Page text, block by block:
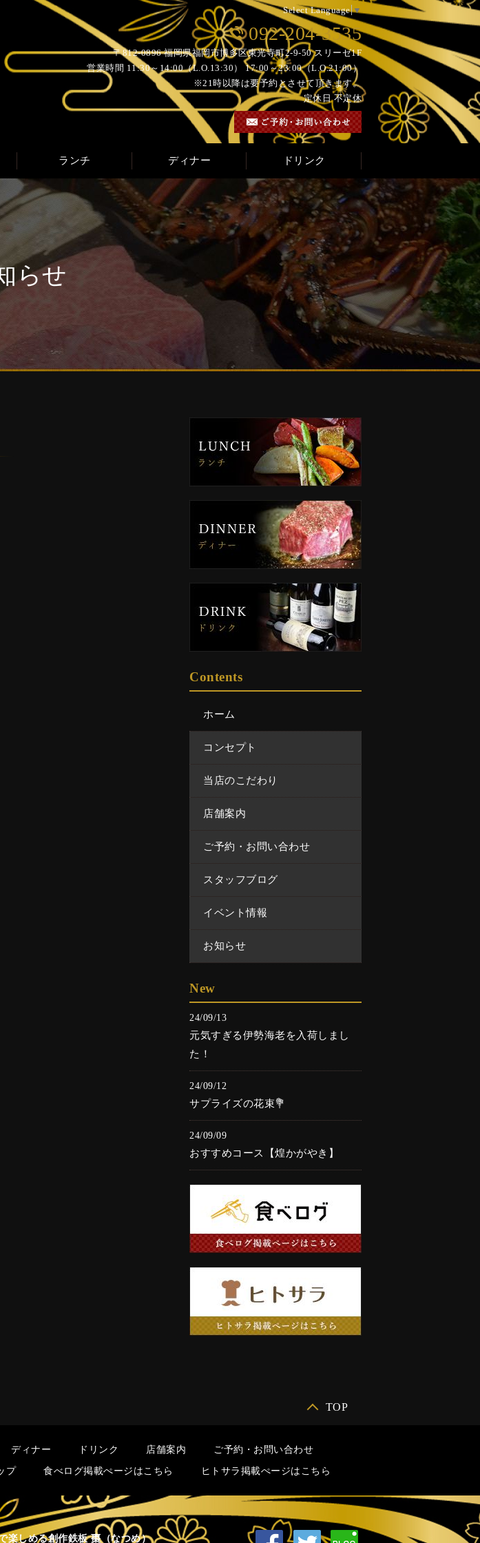
Select Language ▼
092-204-3535
〒812-0896 福岡県福岡市博多区東光寺町2-9-50 スリーゼ1F
営業時間 11:30～14:00（L.O.13:30） 17:00～23:00（L.O.21:00）
※21時以降は要予約とさせて頂きます。
定休日 不定休
ランチ ディナー ドリンク
らせ
Contents
ホーム
コンセプト
当店のこだわり
店舗案内
ご予約・お問い合わせ
スタッフブログ
イベント情報
お知らせ
New
24/09/13
元気すぎる伊勢海老を入荷しまし
た！
24/09/12
サプライズの花束💐
24/09/09
おすすめコース【煌かがやき】
TOP
ディナー ドリンク 店舗案内 ご予約・お問い合わせ
プ 食べログ掲載ぺージはこちら ヒトサラ掲載ぺージはこちら
楽しめる創作鉄板 棗（なつめ）